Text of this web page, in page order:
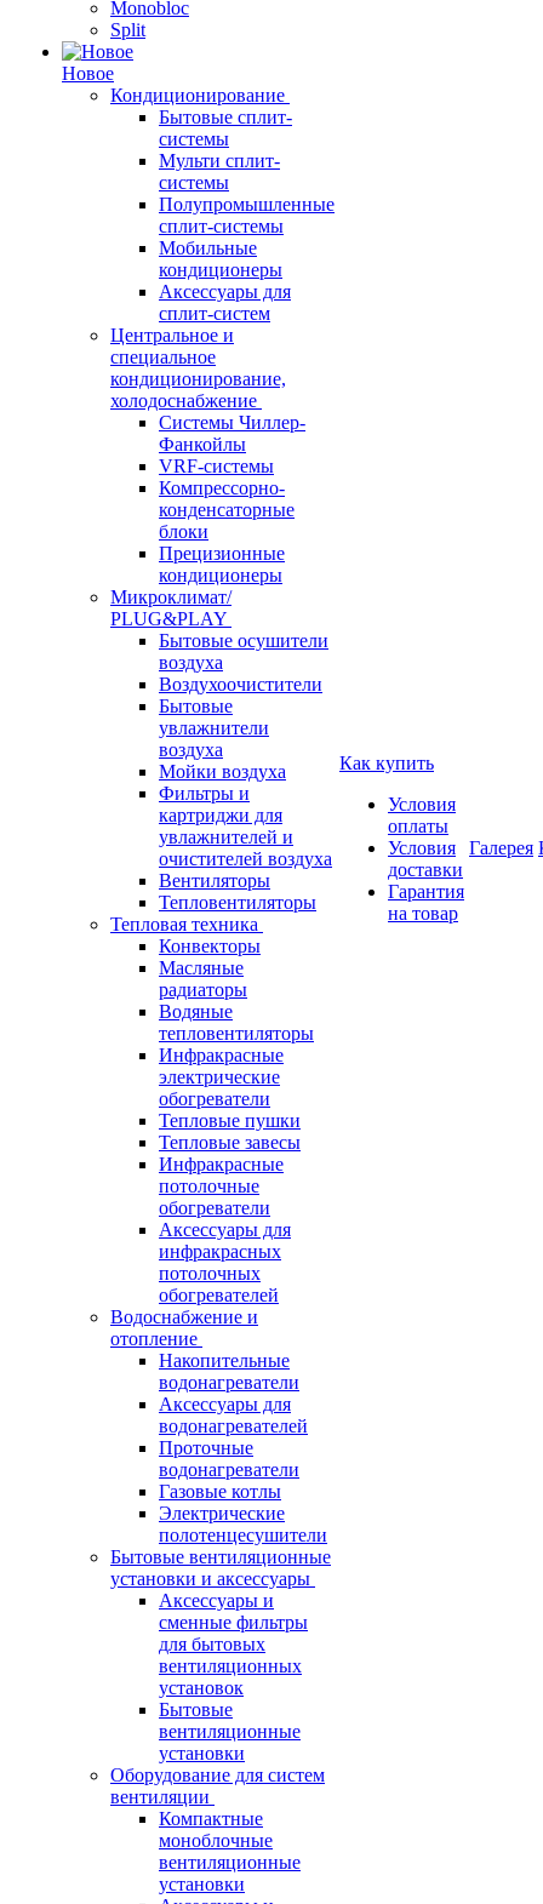
Monobloc
Split
Новое
Кондиционирование
Бытовые сплит-
системы
Мульти сплит-
системы
Полупромышленные
сплит-системы
Мобильные
кондиционеры
Аксессуары для
сплит-систем
Центральное и
специальное
кондиционирование,
холодоснабжение
Системы Чиллер-
Фанкойлы
VRF-системы
Компрессорно-
конденсаторные
блоки
Прецизионные
кондиционеры
Микроклимат/
PLUG&PLAY
Бытовые осушители
воздуха
Воздухоочистители
Бытовые
увлажнители
воздуха
Мойки воздуха
Фильтры и
картриджи для
увлажнителей и
очистителей воздуха
Вентиляторы
Тепловентиляторы
Тепловая техника
Конвекторы
Масляные
радиаторы
Водяные
тепловентиляторы
Инфракрасные
электрические
обогреватели
Тепловые пушки
Тепловые завесы
Инфракрасные
потолочные
обогреватели
Аксессуары для
инфракрасных
потолочных
обогревателей
Водоснабжение и
отопление
Накопительные
водонагреватели
Аксессуары для
водонагревателей
Проточные
водонагреватели
Газовые котлы
Электрические
полотенцесушители
Бытовые вентиляционные
установки и аксессуары
Аксессуары и
сменные фильтры
для бытовых
вентиляционных
установок
Бытовые
вентиляционные
установки
Оборудование для систем
вентиляции
Компактные
моноблочные
вентиляционные
установки
Как купить
Условия
оплаты
Условия
доставки
Гарантия
на товар
Галерея